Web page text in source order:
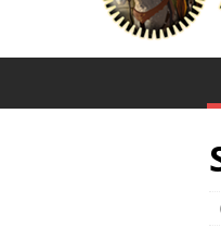
NEUE